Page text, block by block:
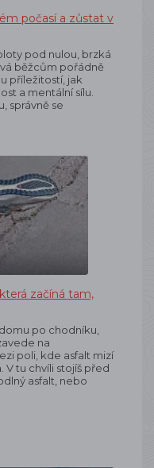
počasí a zůstat v
pod nulou, brzká
běžcům pořádně
příležitostí, jak
a mentální sílu.
správně se
začíná tam,
po chodníku,
na
poli, kde asfalt mizí
V tu chvíli stojíš před
asfalt, nebo